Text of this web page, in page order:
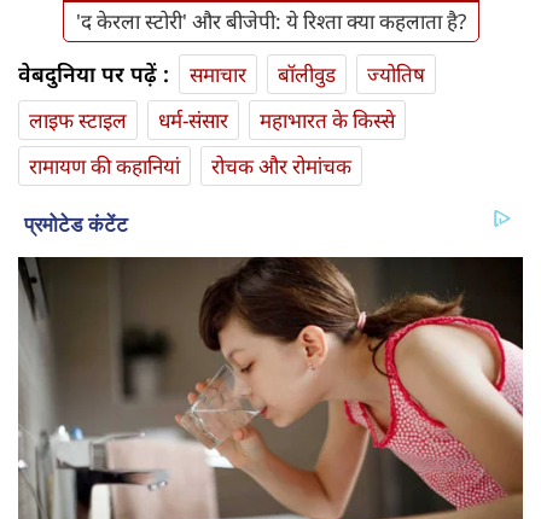
'द केरला स्टोरी' और बीजेपी: ये रिश्ता क्या कहलाता है?
वेबदुनिया पर पढ़ें : समाचार बॉलीवुड
ज्योतिष
लाइफ स्‍टाइल
धर्म-संसार
महाभारत के किस्से
रामायण की कहानियां
रोचक और रोमांचक